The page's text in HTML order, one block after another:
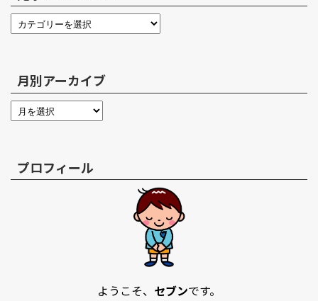
月別アーカイブ
プロフィール
ようこそ、 セブンです。